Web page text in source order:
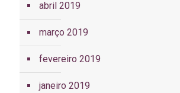
abril 2019
março 2019
fevereiro 2019
janeiro 2019